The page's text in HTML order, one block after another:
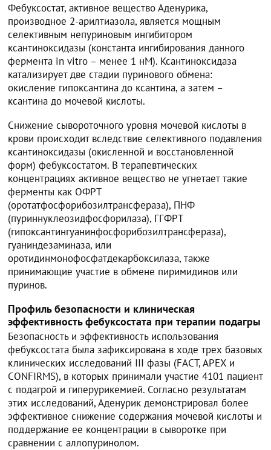
Фебуксостат, активное вещество Аденурика,
производное 2-арилтиазола, является мощным
селективным непуриновым ингибитором
ксантиноксидазы (константа ингибирования данного
фермента in vitro – менее 1 нМ). Ксантиноксидаза
катализирует две стадии пуринового обмена:
окисление гипоксантина до ксантина, а затем –
ксантина до мочевой кислоты.
Снижение сывороточного уровня мочевой кислоты в
крови происходит вследствие селективного подавления
ксантиноксидазы (окисленной и восстановленной
форм) фебуксостатом. В терапевтических
концентрациях активное вещество не угнетает такие
ферменты как ОФРТ
(оротатфосфорибозилтрансфераза), ПНФ
(пуриннуклеозидфосфорилаза), ГГФРТ
(гипоксантингуанинфосфорибозилтрансфераза),
гуаниндезаминаза, или
оротидинмонофосфатдекарбоксилаза, также
принимающие участие в обмене пиримидинов или
пуринов.
Профиль безопасности и клиническая
эффективность фебуксостата при терапии подагры
Безопасность и эффективность использования
фебуксостата была зафиксирована в ходе трех базовых
клинических исследований III фазы (FACT, APEX и
CONFIRMS), в которых принимали участие 4101 пациент
с подагрой и гиперурикемией. Согласно результатам
этих исследований, Аденурик демонстрировал более
эффективное снижение содержания мочевой кислоты и
поддержание ее концентрации в сыворотке при
сравнении с аллопуринолом.